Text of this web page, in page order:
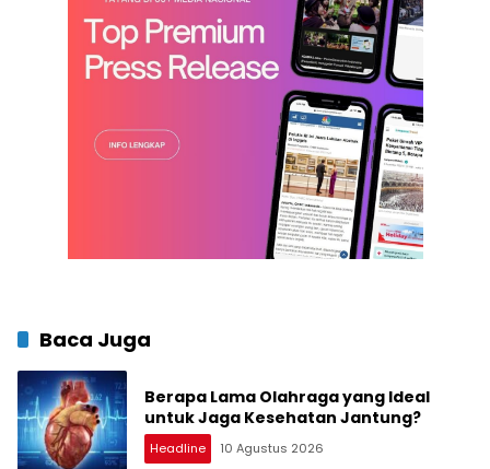
Baca Juga
Berapa Lama Olahraga yang Ideal
untuk Jaga Kesehatan Jantung?
Headline 10 Agustus 2026